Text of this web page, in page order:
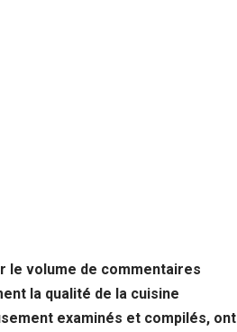
le volume de commentaires
la qualité de la cuisine
examinés et compilés, ont